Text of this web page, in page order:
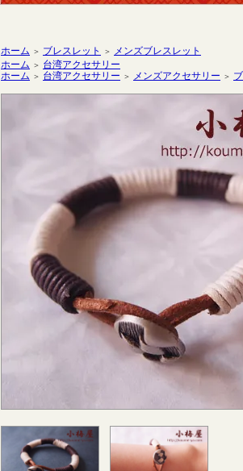
ホーム ＞ ブレスレット ＞
メンズブレスレット
ホーム ＞ 台湾アクセサリー
ホーム ＞ 台湾アクセサリー ＞ メンズアクセサリー ＞